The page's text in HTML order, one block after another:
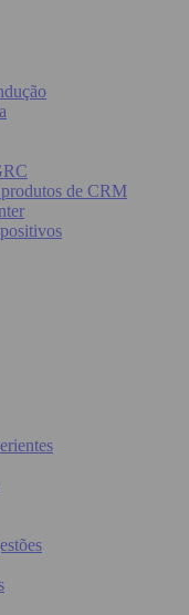
de CRM